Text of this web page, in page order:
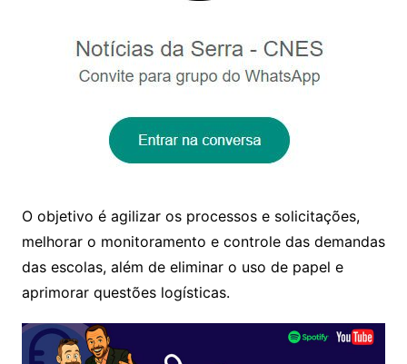
O objetivo é agilizar os processos e solicitações,
melhorar o monitoramento e controle das demandas
das escolas, além de eliminar o uso de papel e
aprimorar questões logísticas.